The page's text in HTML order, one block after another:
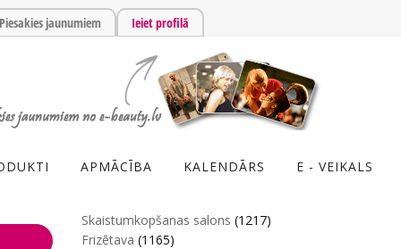
Piesakies jaunumiem Ieiet profilā
APMĀCĪBA KALENDĀRS E - VEIKALS
Skaistumkopšanas salons (1217)
Frizētava (1165)